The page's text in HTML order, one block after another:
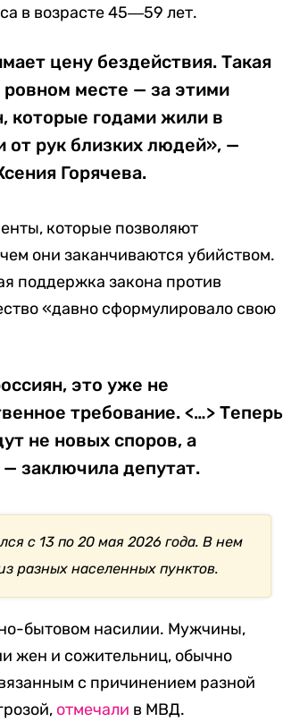
в возрасте 45―59 лет.
цену бездействия. Такая
месте — за этими
которые годами жили в
от рук близких людей», —
Горячева.
которые позволяют
они заканчиваются убийством.
поддержка закона против
«давно сформулировало свою
это уже не
требование. <…> Теперь
не новых споров, а
заключила депутат.
с 13 по 20 мая 2026 года. В нем
разных населенных пунктов.
бытовом насилии. Мужчины,
жен и сожительниц, обычно
с причинением разной
отмечали в МВД.